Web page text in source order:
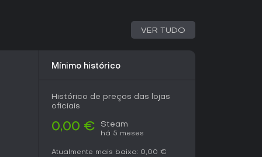
VER TUDO
Mínimo histórico
Histórico de preços das lojas
oficiais
0,00 € Steam
há 5 meses
Atualmente mais baixo: 0,00 €